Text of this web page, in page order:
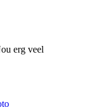
erg veel